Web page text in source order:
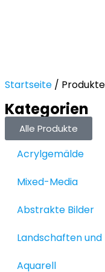
Startseite /
Kategorien
Alle Produkte
Acrylgemälde
Mixed-Media
Abstrakte Bilder
Landschaften und
Aquarell